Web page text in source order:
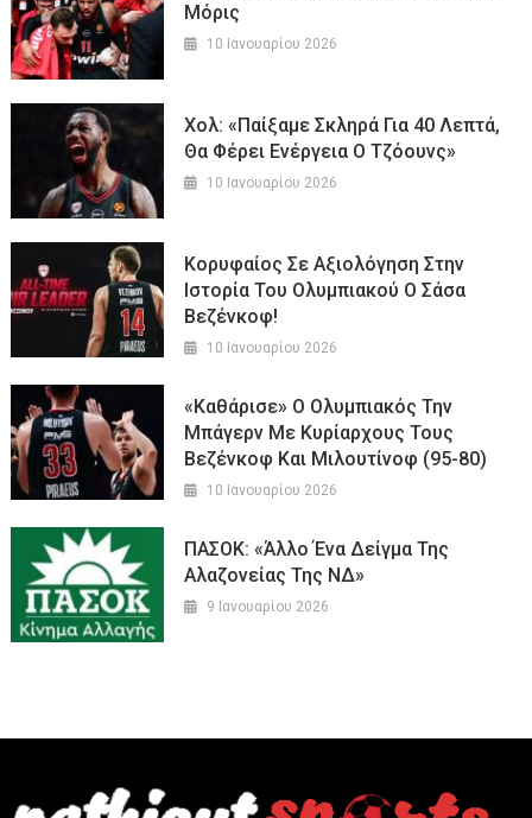
Μόρις
10 Ιανουαρίου 2026
Χολ: «Παίξαμε Σκληρά Για 40 Λεπτά,
Θα Φέρει Ενέργεια Ο Τζόουνς»
10 Ιανουαρίου 2026
Κορυφαίος Σε Αξιολόγηση Στην
Ιστορία Του Ολυμπιακού Ο Σάσα
Βεζένκοφ!
10 Ιανουαρίου 2026
«Καθάρισε» Ο Ολυμπιακός Την
Μπάγερν Με Κυρίαρχους Τους
Βεζένκοφ Και Μιλουτίνοφ (95-80)
10 Ιανουαρίου 2026
ΠΑΣΟΚ: «Άλλο Ένα Δείγμα Της
Αλαζονείας Της ΝΔ»
9 Ιανουαρίου 2026